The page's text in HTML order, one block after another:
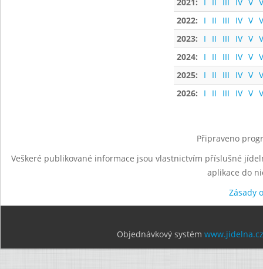
2022:
I II III IV V
2023:
I II III IV V
2024:
I II III IV V
2025:
I II III IV V
2026:
I II III IV V
Připraveno
Veškeré publikované informace jsou vlastnictvím příslušné
aplikace do
Zásady
Objednávkový systém www.jidelna.cz